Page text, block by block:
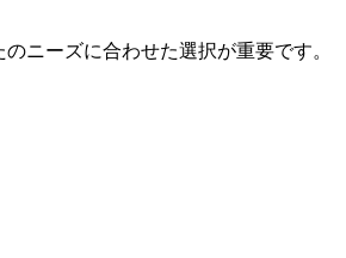
ニーズに合わせた選択が重要です。